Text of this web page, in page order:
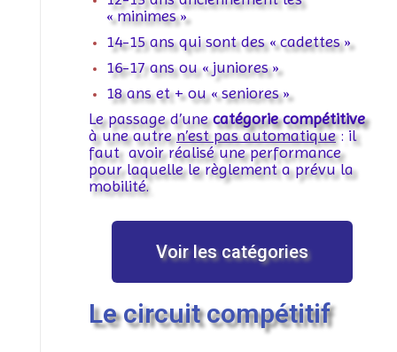
« minimes »
14-15 ans qui sont des « cadettes »
16-17 ans ou « juniores »
18 ans et + ou « seniores »
Le passage d’unecatégorie compétitive
à une autren’est pas automatique: il
faut avoir réalisé une performance
pour laquelle le règlement a prévu la
mobilité.
Voir les catégories
Le circuit compétitif